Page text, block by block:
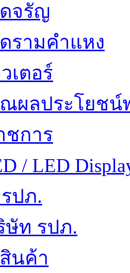
จรัญ
รามคำแหง
เตอร์
ผลประโยชน์
ชการ
/ LED
ปภ.
ษัท รปภ.
นค้า